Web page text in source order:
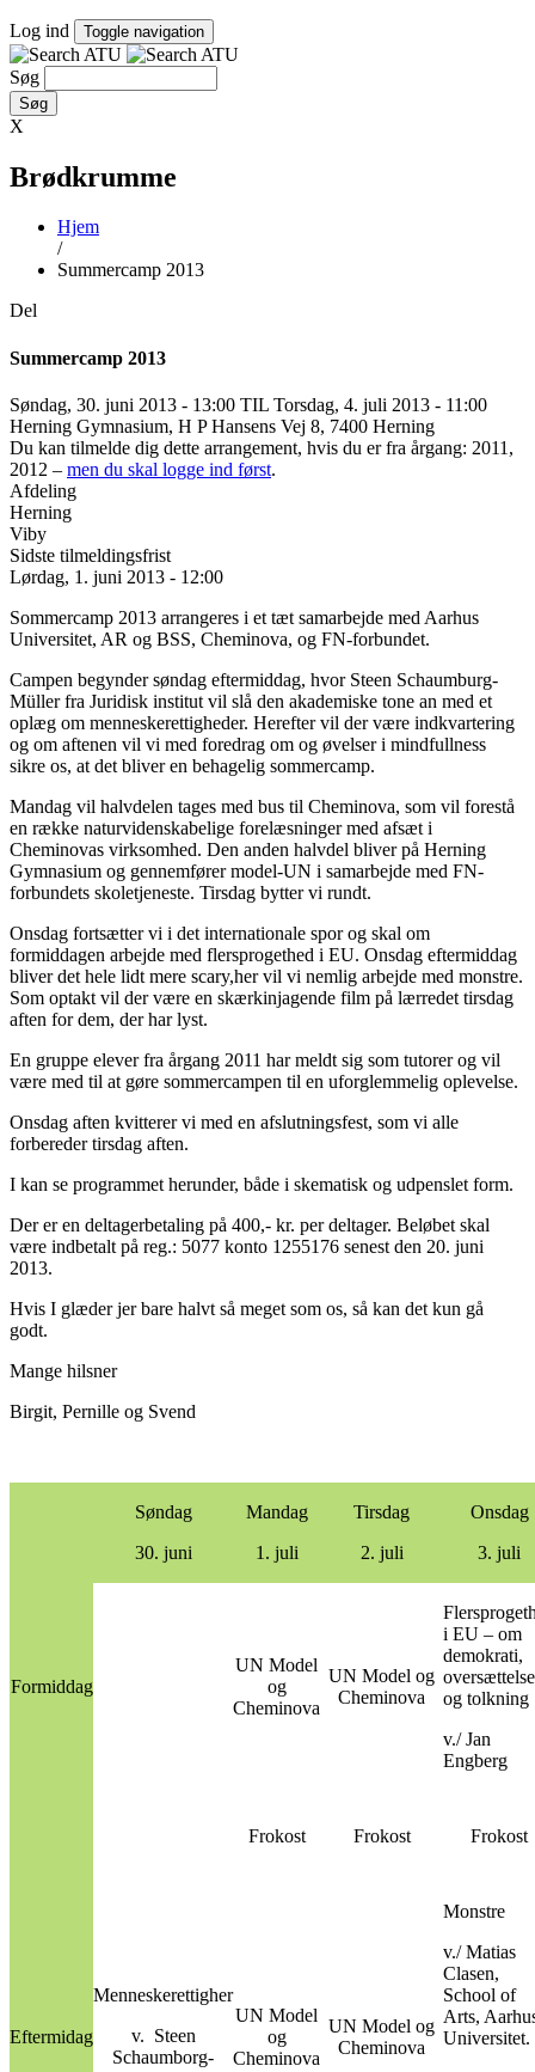
Log ind Toggle navigation
Søg
X
Brødkrumme
Hjem
/
Summercamp 2013
Del
Summercamp 2013
Søndag, 30. juni 2013 - 13:00 TIL Torsdag, 4. juli 2013 - 11:00
Herning Gymnasium, H P Hansens Vej 8, 7400 Herning
Du kan tilmelde dig dette arrangement, hvis du er fra årgang: 2011,
2012 – men du skal logge ind først.
Afdeling
Herning
Viby
Sidste tilmeldingsfrist
Lørdag, 1. juni 2013 - 12:00
Sommercamp 2013 arrangeres i et tæt samarbejde med Aarhus
Universitet, AR og BSS, Cheminova, og FN-forbundet.
Campen begynder søndag eftermiddag, hvor Steen Schaumburg-
Müller fra Juridisk institut vil slå den akademiske tone an med et
oplæg om menneskerettigheder. Herefter vil der være indkvartering
og om aftenen vil vi med foredrag om og øvelser i mindfullness
sikre os, at det bliver en behagelig sommercamp.
Mandag vil halvdelen tages med bus til Cheminova, som vil forestå
en række naturvidenskabelige forelæsninger med afsæt i
Cheminovas virksomhed. Den anden halvdel bliver på Herning
Gymnasium og gennemfører model-UN i samarbejde med FN-
forbundets skoletjeneste. Tirsdag bytter vi rundt.
Onsdag fortsætter vi i det internationale spor og skal om
formiddagen arbejde med flersprogethed i EU. Onsdag eftermiddag
bliver det hele lidt mere scary,her vil vi nemlig arbejde med monstre.
Som optakt vil der være en skærkinjagende film på lærredet tirsdag
aften for dem, der har lyst.
En gruppe elever fra årgang 2011 har meldt sig som tutorer og vil
være med til at gøre sommercampen til en uforglemmelig oplevelse.
Onsdag aften kvitterer vi med en afslutningsfest, som vi alle
forbereder tirsdag aften.
I kan se programmet herunder, både i skematisk og udpenslet form.
Der er en deltagerbetaling på 400,- kr. per deltager. Beløbet skal
være indbetalt på reg.: 5077 konto 1255176 senest den 20. juni
2013.
Hvis I glæder jer bare halvt så meget som os, så kan det kun gå
godt.
Mange hilsner
Birgit, Pernille og Svend
Søndag
30. juni
Mandag
1. juli
Tirsdag
2. juli
Onsdag
3. juli
Formiddag
UN Model
og
Cheminova
UN Model og
Cheminova
i EU – om
demokrati,
oversættelse
og tolkning
v./ Jan
Engberg
Frokost Frokost Frokost
Eftermidag
Menneskerettigher
v. Steen
Schaumborg-
UN Model
og
Cheminova
UN Model og
Cheminova
Monstre
v./ Matias
Clasen,
School of
Arts,
Universitet.